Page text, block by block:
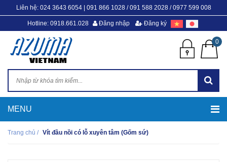
Liên hệ: 024 3643 6054| 091 866 1028 / 091 588 2028 / 0977 599 008
Hotline: 0918.661.028 Đăng nhập Đăng ký
0
Trang chủ / Vít đầu nồi có lỗ xuyên tâm (Gốm sứ)